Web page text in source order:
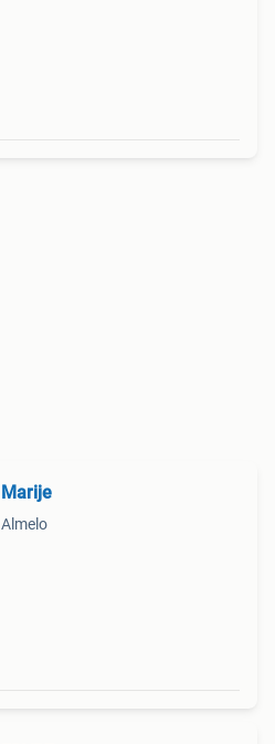
Marije
Almelo